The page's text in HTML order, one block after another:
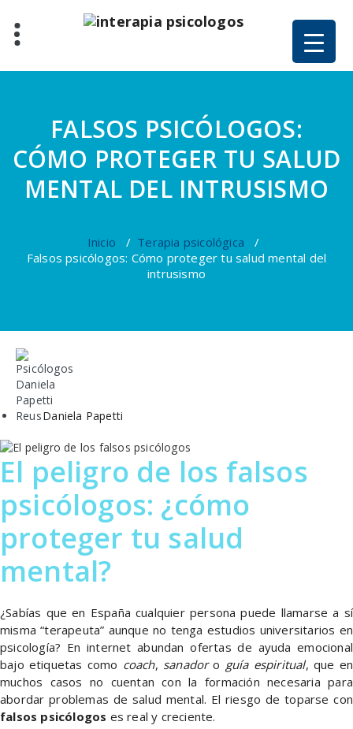
contenido
FALSOS PSICÓLOGOS:
CÓMO PROTEGER TU SALUD
MENTAL DEL INTRUSISMO
Inicio / Terapia psicológica /
Falsos psicólogos: Cómo proteger tu salud mental del
intrusismo
Daniela Papetti
El peligro de los falsos
psicólogos: ¿cómo
proteger tu salud
mental?
¿Sabías que en España cualquier persona puede llamarse a sí
misma “terapeuta” aunque no tenga estudios universitarios en
psicología? En internet abundan ofertas de ayuda emocional
bajo etiquetas como coach, sanadoro guía espiritual, que en
muchos casos no cuentan con la formación necesaria para
abordar problemas de salud mental. El riesgo de toparse con
falsos psicólogos es real y creciente.